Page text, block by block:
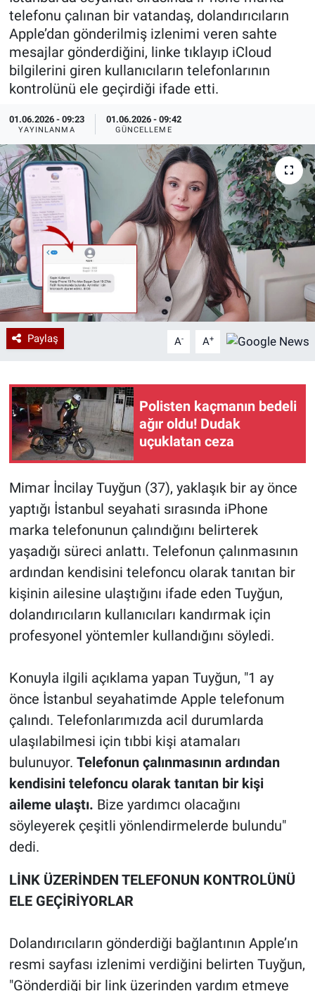
telefonu çalınan bir vatandaş, dolandırıcıların
Apple’dan gönderilmiş izlenimi veren sahte
mesajlar gönderdiğini, linke tıklayıp iCloud
bilgilerini giren kullanıcıların telefonlarının
kontrolünü ele geçirdiği ifade etti.
01.06.2026 - 09:23
YAYINLANMA
01.06.2026 - 09:42
GÜNCELLEME
Paylaş A- A+
Polisten kaçmanın bedeli
ağır oldu! Dudak
uçuklatan ceza
Mimar İncilay Tuyğun (37), yaklaşık bir ay önce
yaptığı İstanbul seyahati sırasında iPhone
marka telefonunun çalındığını belirterek
yaşadığı süreci anlattı. Telefonun çalınmasının
ardından kendisini telefoncu olarak tanıtan bir
kişinin ailesine ulaştığını ifade eden Tuyğun,
dolandırıcıların kullanıcıları kandırmak için
profesyonel yöntemler kullandığını söyledi.
Konuyla ilgili açıklama yapan Tuyğun, "1 ay
önce İstanbul seyahatimde Apple telefonum
çalındı. Telefonlarımızda acil durumlarda
ulaşılabilmesi için tıbbi kişi atamaları
bulunuyor. Telefonun çalınmasının ardından
kendisini telefoncu olarak tanıtan bir kişi
aileme ulaştı. Bize yardımcı olacağını
söyleyerek çeşitli yönlendirmelerde bulundu"
dedi.
LİNK ÜZERİNDEN TELEFONUN KONTROLÜNÜ
ELE GEÇİRİYORLAR
Dolandırıcıların gönderdiği bağlantının Apple’ın
resmi sayfası izlenimi verdiğini belirten Tuyğun,
"Gönderdiği bir link üzerinden yardım etmeye
Özel Haberler
Yazarlar
Dünya
Medya
Özel Haberler
Kadın
Erişim Bilgileri
Sağlık
Teknoloji
Ramazan
Haber Arşivi